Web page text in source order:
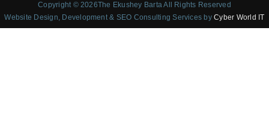
Copyright © 2026The Ekushey Barta All Rights Reserved
Website Design, Development & SEO Consulting Services byCyber World IT